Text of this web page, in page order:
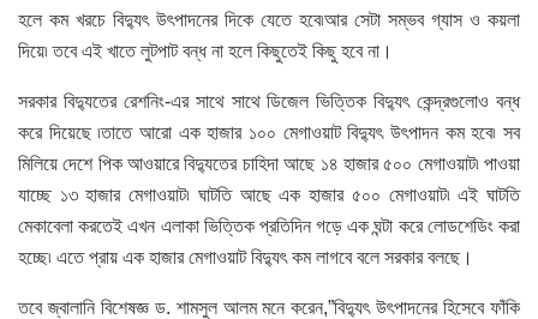
হলে কম খরচে বিদ্যুৎ উৎপাদনের দিকে যেতে হবে৷আর সেটা সম্ভব গ্যাস ও কয়লা
দিয়ে৷ তবে এই খাতে লুটপাট বন্ধ না হলে কিছুতেই কিছু হবে না।
সরকার বিদ্যুতের রেশনিং-এর সাথে সাথে ডিজেল ভিত্তিক বিদ্যুৎ কেন্দ্রগুলোও বন্ধ
করে দিয়েছে ৷তাতে আরো এক হাজার ১০০ মেগাওয়াট বিদ্যুৎ উৎপাদন কম হবে৷ সব
মিলিয়ে দেশে পিক আওয়ারে বিদ্যুতের চাহিদা আছে ১৪ হাজার ৫০০ মেগাওয়াট৷ পাওয়া
যাচ্ছে ১৩ হাজার মেগাওয়াট৷ ঘাটতি আছে এক হাজার ৫০০ মেগাওয়াট৷ এই ঘাটতি
মেকাবেলা করতেই এখন এলাকা ভিত্তিক প্রতিদিন গড়ে এক ঘন্টা করে লোডশেডিং করা
হচ্ছে৷ এতে প্রায় এক হাজার মেগাওয়াট বিদ্যুৎ কম লাগবে বলে সরকার বলছে।
তবে জ্বালানি বিশেষজ্ঞ ড. শামসুল আলম মনে করেন,”বিদ্যুৎ উৎপাদনের হিসেবে ফাঁকি